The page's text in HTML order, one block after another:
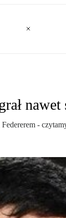
nawet
-